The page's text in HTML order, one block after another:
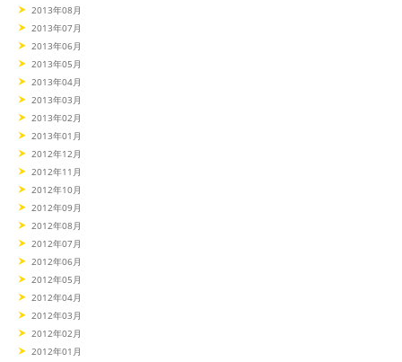
2013年08月
2013年07月
2013年06月
2013年05月
2013年04月
2013年03月
2013年02月
2013年01月
2012年12月
2012年11月
2012年10月
2012年09月
2012年08月
2012年07月
2012年06月
2012年05月
2012年04月
2012年03月
2012年02月
2012年01月